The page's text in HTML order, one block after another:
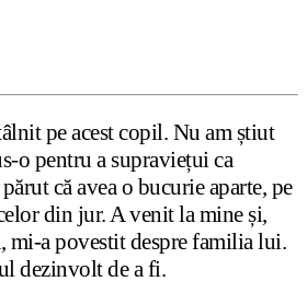
pe acest copil. Nu am știut
o pentru a supraviețui ca
că avea o bucurie aparte, pe
din jur. A venit la mine și,
mi-a povestit despre familia lui.
dezinvolt de a fi.